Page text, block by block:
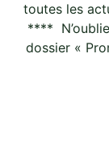
toutes les
****
dossier «